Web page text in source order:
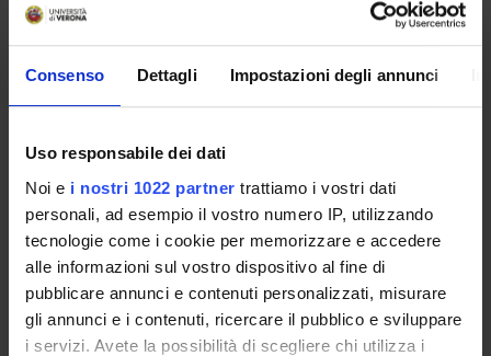
Consenso Dettagli Impostazioni degli annunci
Uso responsabile dei dati
Noi e i nostri 1022 partner trattiamo i vostri dati
personali, ad esempio il vostro numero IP, utilizzando
tecnologie come i cookie per memorizzare e accedere
alle informazioni sul vostro dispositivo al fine di
pubblicare annunci e contenuti personalizzati, misurare
gli annunci e i contenuti, ricercare il pubblico e sviluppare
i servizi. Avete la possibilità di scegliere chi utilizza i
ORGANISATION
DEPARTMENT ADMINISTRATION OFFICES
STUDENT ADMINISTRATION OFFICES
DEPARTMENT FACILITIES